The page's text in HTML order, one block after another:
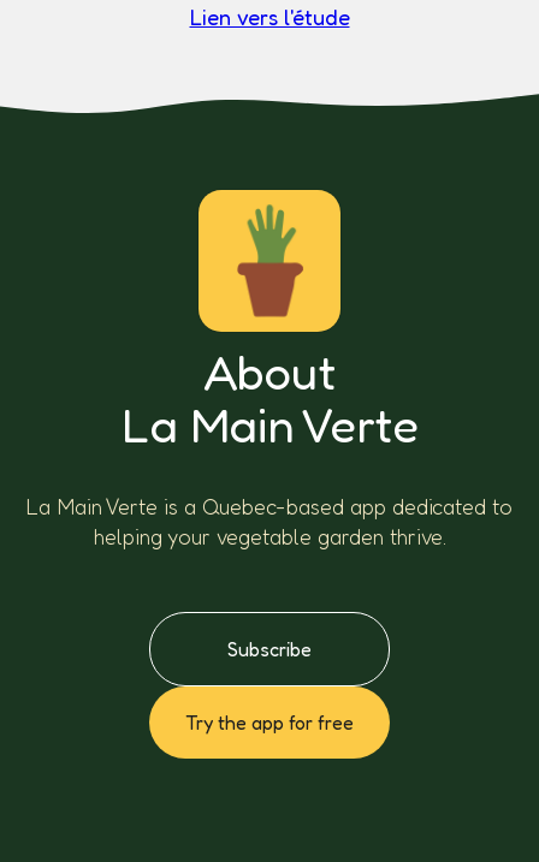
Lien vers l'étude
About
La Main Verte
La Main Verte is a Quebec-based app dedicated to
helping your vegetable garden thrive.
Subscribe
Try the app for free